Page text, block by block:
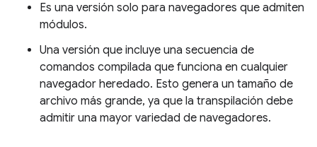
Es una versión solo para navegadores que admiten
módulos.
Una versión que incluye una secuencia de
comandos compilada que funciona en cualquier
navegador heredado. Esto genera un tamaño de
archivo más grande, ya que la transpilación debe
admitir una mayor variedad de navegadores.